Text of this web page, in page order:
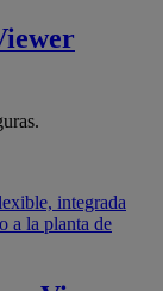
integrada
a la planta de